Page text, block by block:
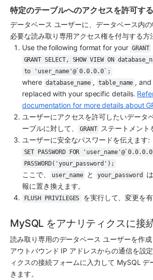
特定のテーブルへのアクセスを許可する
データベース ユーザーに、データベース内
必要な読み取り専用アクセス権を付与する方
Use the following format for your GRANT
GRANT SELECT, SHOW VIEW ON
to 'user_name'@`0.0.0.0`;
where database_name , table_name , and
replaced with your specific details.
documentation for more details about
ユーザーにアクセスを許可したいデータ
ーブルに対して、
GRANT
ステートメント
ユーザーに安全なパスワードを伝えます:
SET PASSWORD FOR
PASSWORD('your_password');
ここで、 user_name と your_password
報に置き換えます。
FLUSH PRIVILEGES を実行して、変更を有
MySQL をアナリティクスに接
読み取り専用のデータベース ユーザーを作
アウトバウンド IP アドレスからの通信を設定
ィクスの接続フォームに入力して MySQL デ
きます。